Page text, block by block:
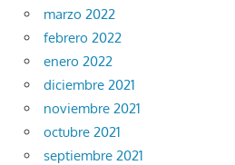
marzo 2022
febrero 2022
enero 2022
diciembre 2021
noviembre 2021
octubre 2021
septiembre 2021